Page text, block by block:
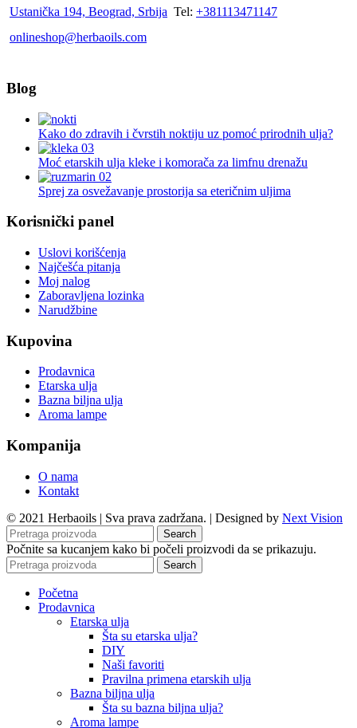
Ustanička 194, Beograd, Srbija Tel: +381113471147
onlineshop@herbaoils.com
Blog
Kako do zdravih i čvrstih noktiju uz pomoć prirodnih ulja?
Moć etarskih ulja kleke i komorača za limfnu drenažu
Sprej za osvežavanje prostorija sa eteričnim uljima
Korisnički panel
Uslovi korišćenja
Najčešća pitanja
Moj nalog
Zaboravljena lozinka
Narudžbine
Kupovina
Prodavnica
Etarska ulja
Bazna biljna ulja
Aroma lampe
Kompanija
O nama
Kontakt
© 2021 Herbaoils | Sva prava zadržana. | Designed by Next Vision
Search
Počnite sa kucanjem kako bi počeli proizvodi da se prikazuju.
Search
Početna
Prodavnica
Etarska ulja
Šta su etarska ulja?
DIY
Naši favoriti
Pravilna primena etarskih ulja
Bazna biljna ulja
Šta su bazna biljna ulja?
Aroma lampe